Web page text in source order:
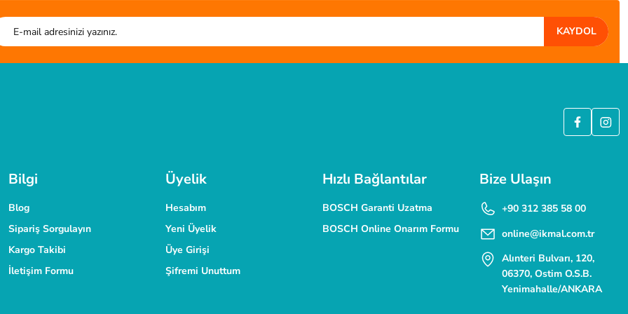
kesim tahtası sistem çantası harika.
HIZLI GÖNDERİ KAYDOL
Bilgi
Blog
Sipariş Sorgulayın
Kargo Takibi
İletişim Formu
Üyelik
Hesabım
Yeni Üyelik
Üye Girişi
Şifremi Unuttum
Hızlı Bağlantılar
BOSCH Garanti Uzatma
BOSCH Online Onarım Formu
Bize Ulaşın
+90 312 385 58 00
online@ikmal.com.tr
Alınteri Bulvarı, 120,
06370, Ostim O.S.B.
Yenimahalle/ANKARA